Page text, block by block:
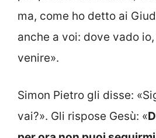
ma, come ho detto ai
anche a voi: dove vado
venire».
Simon Pietro gli disse:
vai?». Gli rispose Gesù: «